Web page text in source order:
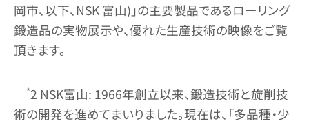
岡市、以下、NSK 富山)」の主要製品であるローリング
鍛造品の実物展示や、優れた生産技術の映像をご覧
頂きます。
*2 NSK富山: 1966年創立以来、鍛造技術と旋削技
術の開発を進めてまいりました。現在は、「多品種・少